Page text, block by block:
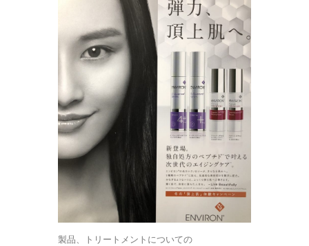
製品、トリートメントについての